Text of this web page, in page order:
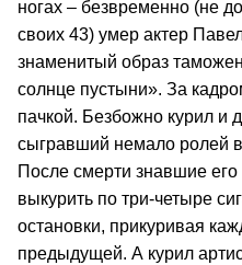
ногах – безвременно (не
своих 43) умер актер
знаменитый образ
солнце пустыни». За
пачкой. Безбожно курил и
сыгравший немало ролей
После смерти знавшие
выкурить по три-четыре
остановки, прикуривая
предыдущей. А курил